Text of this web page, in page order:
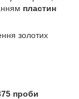
пластин
золотих
проби